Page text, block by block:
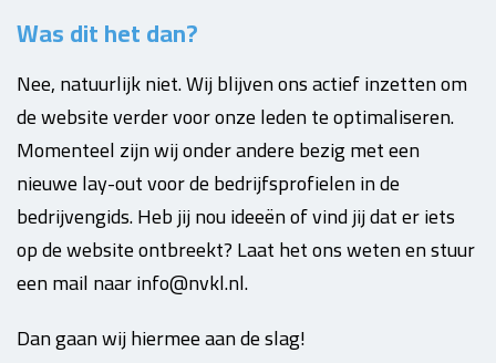
Was dit het dan?
Nee, natuurlijk niet. Wij blijven ons actief inzetten om
de website verder voor onze leden te optimaliseren.
Momenteel zijn wij onder andere bezig met een
nieuwe lay-out voor de bedrijfsprofielen in de
bedrijvengids. Heb jij nou ideeën of vind jij dat er iets
op de website ontbreekt? Laat het ons weten en stuur
een mail naar info@nvkl.nl.
Dan gaan wij hiermee aan de slag!